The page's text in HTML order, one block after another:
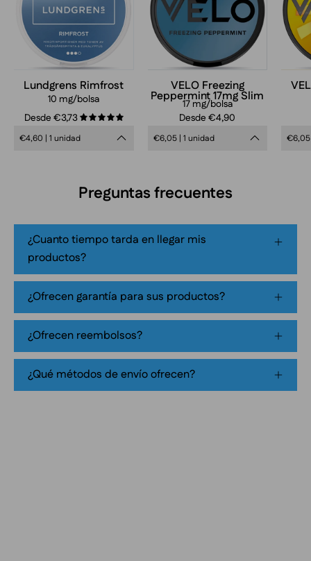
Lundgrens Rimfrost
10 mg/bolsa
Desde €3,73
5.0
€4,60 | 1 unidad
17mg
nicotine
pouches
can
in
frosty
blue
strong
mint
smokeless
nicotine
pouch
product
VELO Freezing
Peppermint 17mg Slim
17 mg/bolsa
Desde €4,90
€6,05 | 1 unidad €6,05
Preguntas frecuentes
¿Cuanto tiempo tarda en llegar mis
productos?
¿Ofrecen garantía para sus productos?
¿Ofrecen reembolsos?
¿Qué métodos de envío ofrecen?